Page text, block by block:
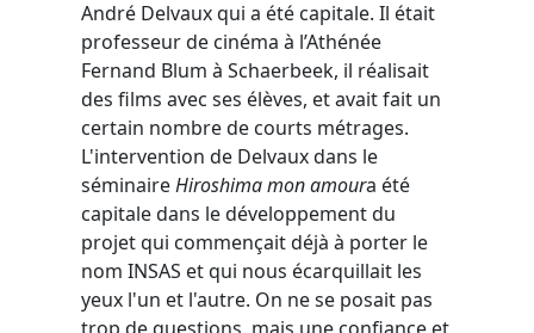
André Delvaux qui a été capitale. Il était
professeur de cinéma à l’Athénée
Fernand Blum à Schaerbeek, il réalisait
des films avec ses élèves, et avait fait un
certain nombre de courts métrages.
L'intervention de Delvaux dans le
séminaireHiroshima mon amoura été
capitale dans le développement du
projet qui commençait déjà à porter le
nom INSAS et qui nous écarquillait les
yeux l'un et l'autre. On ne se posait pas